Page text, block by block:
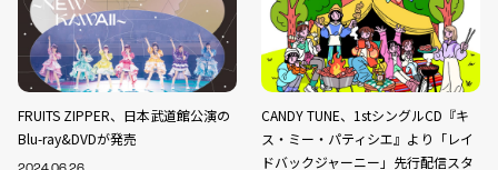
FRUITS ZIPPER、日本武道館公演の
Blu-ray&DVDが発売
CANDY TUNE、1stシングルCD『キ
ス・ミー・パティシエ』より「レイ
ドバックジャーニー」先行配信スタ